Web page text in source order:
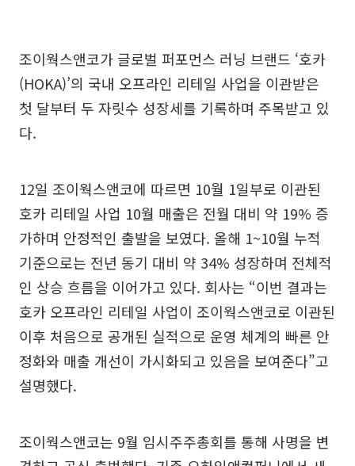
조이웍스앤코가 글로벌 퍼포먼스 러닝 브랜드 ‘호카
(HOKA)’의 국내 오프라인 리테일 사업을 이관받은
첫 달부터 두 자릿수 성장세를 기록하며 주목받고 있
다.
12일 조이웍스앤코에 따르면 10월 1일부로 이관된
호카 리테일 사업 10월 매출은 전월 대비 약 19% 증
가하며 안정적인 출발을 보였다. 올해 1~10월 누적
기준으로는 전년 동기 대비 약 34% 성장하며 전체적
인 상승 흐름을 이어가고 있다. 회사는 “이번 결과는
호카 오프라인 리테일 사업이 조이웍스앤코로 이관된
이후 처음으로 공개된 실적으로 운영 체계의 빠른 안
정화와 매출 개선이 가시화되고 있음을 보여준다”고
설명했다.
조이웍스앤코는 9월 임시주주총회를 통해 사명을 변